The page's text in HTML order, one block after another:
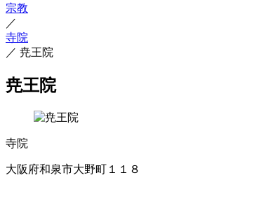
宗教
／
寺院
／ 尭王院
尭王院
寺院
大阪府和泉市大野町１１８